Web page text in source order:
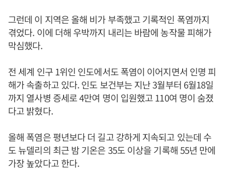
그런데 이 지역은 올해 비가 부족했고 기록적인 폭염까지
겪었다. 이에 더해 우박까지 내리는 바람에 농작물 피해가
막심했다.
전 세계 인구 1위인 인도에서도 폭염이 이어지면서 인명 피
해가 속출하고 있다. 인도 보건부는 지난 3월부터 6월18일
까지 열사병 증세로 4만여 명이 입원했고 110여 명이 숨졌
다고 밝혔다.
올해 폭염은 평년보다 더 길고 강하게 지속되고 있는데 수
도 뉴델리의 최근 밤 기온은 35도 이상을 기록해 55년 만에
가장 높았다고 한다.